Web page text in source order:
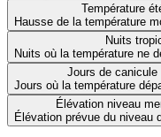
Température
Hausse de la température
Nuits
Nuits où la température ne
Jours de canicule
Jours où la température
Élévation niveau
Élévation prévue du niveau